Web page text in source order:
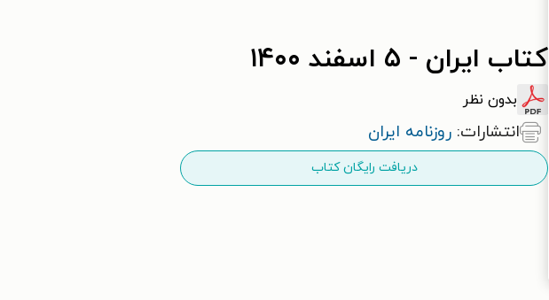
کتاب ایران - ۵ اسفند ۱۴۰۰
بدون نظر
انتشارات: روزنامه ایران
دریافت رایگان کتاب